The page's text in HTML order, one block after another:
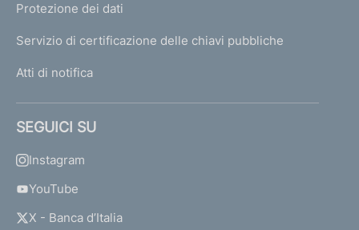
Protezione dei dati
Servizio di certificazione delle chiavi pubbliche
Atti di notifica
SEGUICI SU
Instagram
YouTube
X - Banca d’Italia